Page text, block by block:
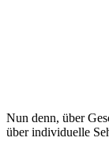
Nun denn, über
über individuelle